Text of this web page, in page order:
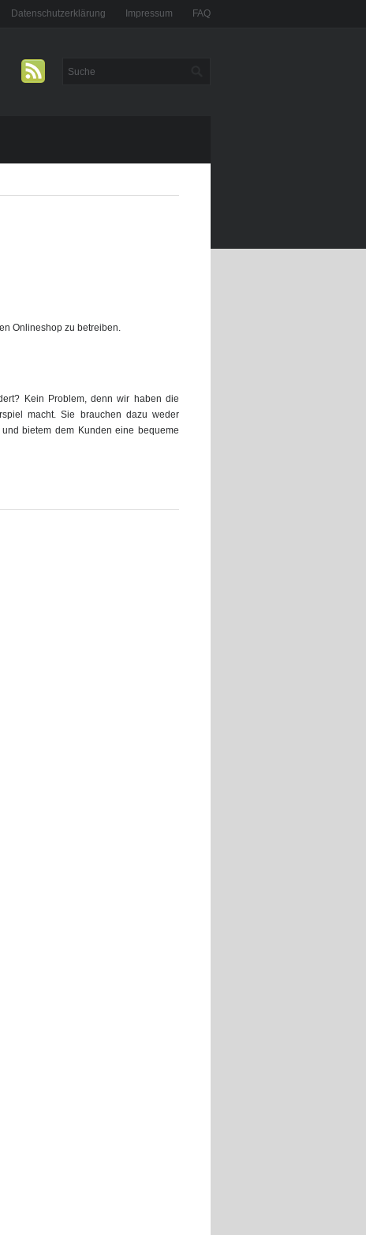
Datenschutzerklärung Impressum FAQ
Onlineshop zu betreiben.
Kein Problem, denn wir haben die
macht. Sie brauchen dazu weder
bietem dem Kunden eine bequeme